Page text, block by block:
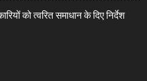
को त्वरित समाधान के दिए निर्देश